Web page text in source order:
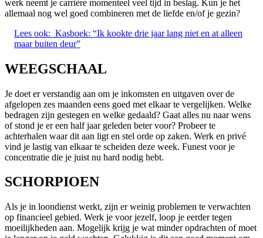
werk neemt je carrière momenteel veel tijd in beslag. Kun je het
allemaal nog wel goed combineren met de liefde en/of je gezin?
Lees ook: Kasboek: “Ik kookte drie jaar lang niet en at alleen
maar buiten deur”
WEEGSCHAAL
Je doet er verstandig aan om je inkomsten en uitgaven over de
afgelopen zes maanden eens goed met elkaar te vergelijken. Welke
bedragen zijn gestegen en welke gedaald? Gaat alles nu naar wens
of stond je er een half jaar geleden beter voor? Probeer te
achterhalen waar dit aan ligt en stel orde op zaken. Werk en privé
vind je lastig van elkaar te scheiden deze week. Funest voor je
concentratie die je juist nu hard nodig hebt.
SCHORPIOEN
Als je in loondienst werkt, zijn er weinig problemen te verwachten
op financieel gebied. Werk je voor jezelf, loop je eerder tegen
moeilijkheden aan. Mogelijk krijg je wat minder opdrachten of moet